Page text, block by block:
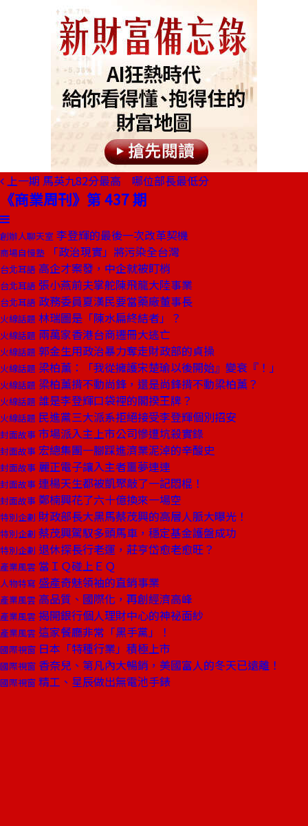
上一期 馬英九82分最高 哪位部長最低分
《商業周刊》第 437 期
創辦人聊天室 李登輝的最後一次改革契機
商場自慢塾 「政治現實」將污染全台灣
台北耳語 高企才案發，中企就被盯梢
台北耳語 張小燕前夫掌舵陳飛龍大陸事業
台北耳語 政務委員夏漢民要當藥廠董事長
火線話題 林瑞圖是「陳水扁終結者」？
火線話題 兩萬家香港台商遷冊大逃亡
火線話題 郭金生用政治暴力奪走財政部的貞操
火線話題 梁柏薰：「我從擁護宋楚瑜以後開始』變衰『！」
火線話題 梁柏薰揹不動尚鋒，還是尚鋒揹不動梁柏薰？
火線話題 誰是李登輝口袋裡的閣揆王牌？
火線話題 民進黨三大派系拒絕接受李登輝個別招安
封面故事 市場派入主上市公司慘遭坑殺實錄
封面故事 宏總集團一腳踩進濟業泥淖的辛酸史
封面故事 麗正電子讓入主者噩夢連連
封面故事 連楊天生都被凱聚敲了一記悶棍！
封面故事 鄭楠興花了六十億換來一場空
特別企劃 財政部長大黑馬蔡茂興的高層人脈大曝光！
特別企劃 蔡茂興駕馭多頭馬車，穩定基金護盤成功
特別企劃 退休探長行老運，莊亨岱愈老愈旺？
產業風雲 當ＩＱ碰上ＥＱ
人物特寫 盛產奇魅領袖的直銷事業
產業風雲 高品質、國際化，再創經濟高峰
產業風雲 揭開銀行個人理財中心的神祕面紗
產業風雲 這家餐廳非常「黑手黨」！
國際視窗 日本「特種行業」積極上市
國際視窗 香奈兒、第凡內大暢銷，美國富人的冬天已遠離！
國際視窗 精工、星辰做出無電池手錶